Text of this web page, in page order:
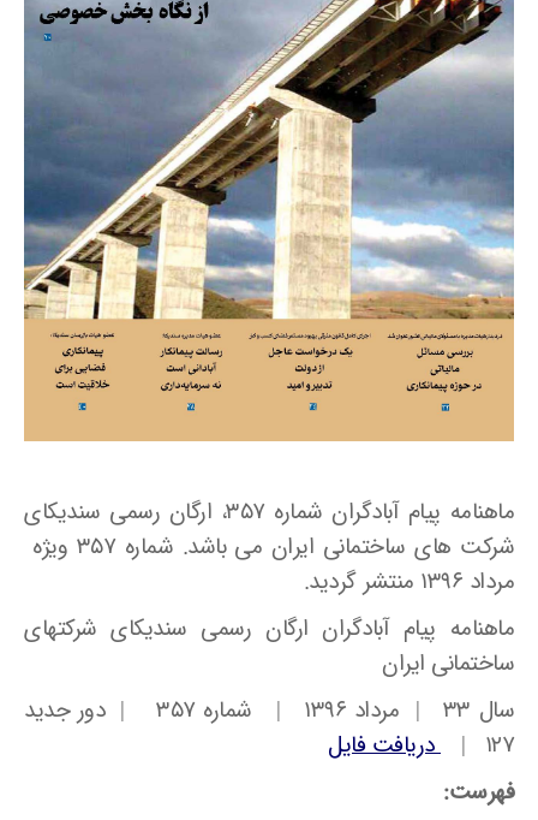
ماهنامه پیام آبادگران شماره ۳۵۷، ارگان رسمی سندیکای
شرکت های ساختمانی ایران می باشد. شماره ۳۵۷ ویژه
مرداد ۱۳۹۶ منتشر گردید.
ماهنامه پیام آبادگران ارگان رسمی سندیکای شرکتهای
ساختمانی ایران
سال ۳۳ | مرداد ۱۳۹۶ | شماره ۳۵۷ | دور جدید
۱۲۷ |
دریافت فایل
فهرست: